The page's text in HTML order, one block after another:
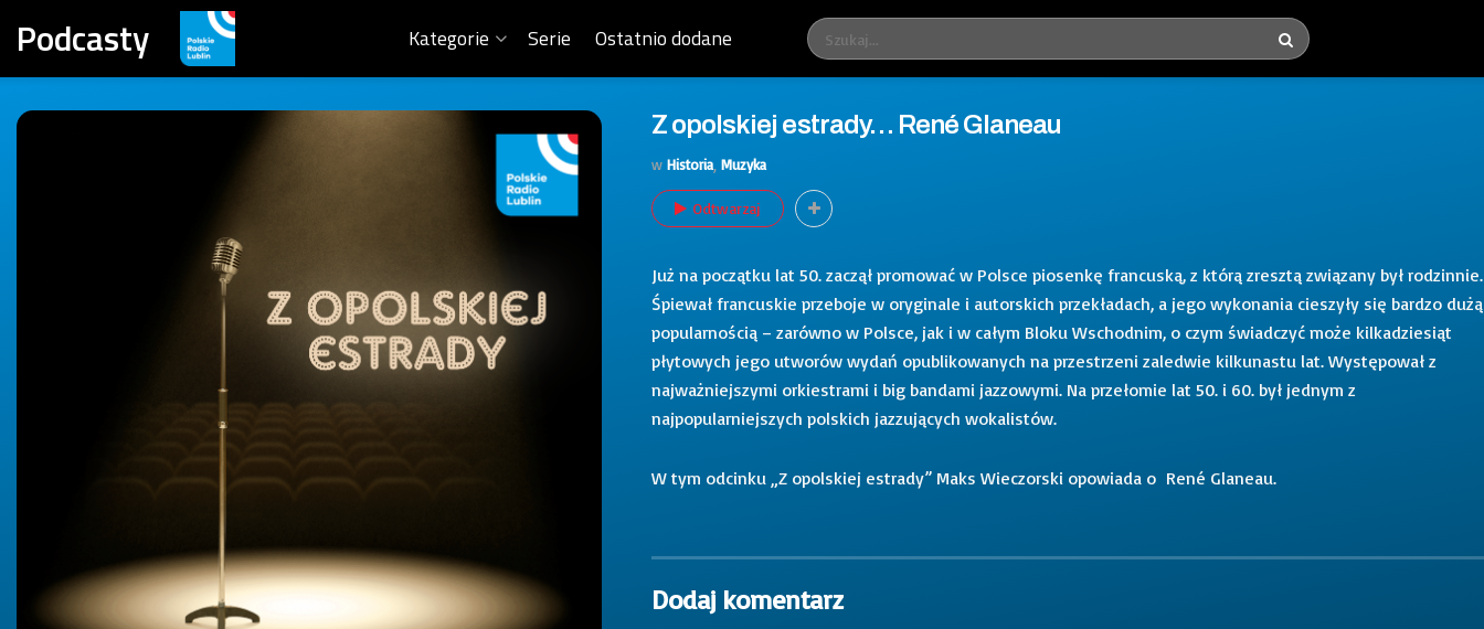
Podcasty Kategorie Serie Ostatnio dodane
Z opolskiej estrady… René Glaneau
w Historia Muzyka
Odtwarzaj
Już na początku lat 50. zaczął promować w Polsce piosenkę francuską, z którą zresztą związany był rodzinnie.
Śpiewał francuskie przeboje w oryginale i autorskich przekładach, a jego wykonania cieszyły się bardzo dużą
popularnością – zarówno w Polsce, jak i w całym Bloku Wschodnim, o czym świadczyć może kilkadziesiąt
płytowych jego utworów wydań opublikowanych na przestrzeni zaledwie kilkunastu lat. Występował z
najważniejszymi orkiestrami i big bandami jazzowymi. Na przełomie lat 50. i 60. był jednym z
najpopularniejszych polskich jazzujących wokalistów.
W tym odcinku „Z opolskiej estrady” Maks Wieczorski opowiada o René Glaneau.
Dodaj komentarz